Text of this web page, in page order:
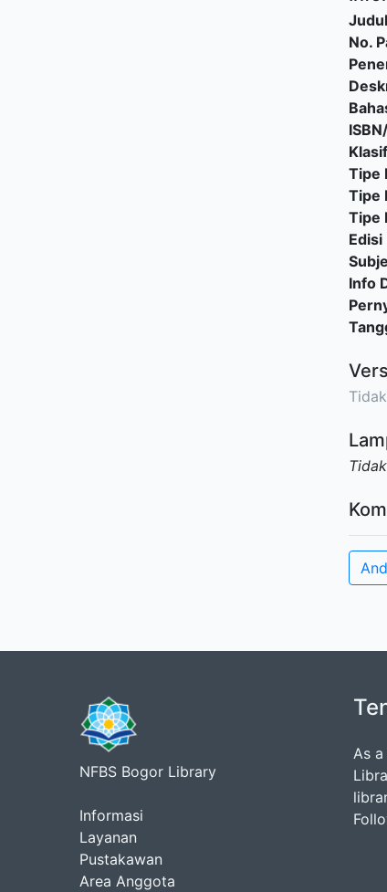
No.
Tipe
Tipe
Tipe
Edisi
Info
NFBS Bogor Library
Informasi
Layanan
Pustakawan
Area Anggota
As